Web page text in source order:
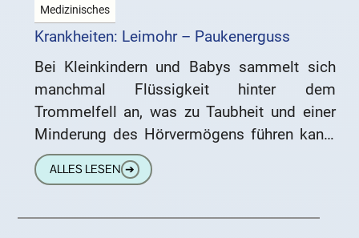
Medizinisches
Krankheiten: Leimohr – Paukenerguss
Bei Kleinkindern und Babys sammelt sich
manchmal Flüssigkeit hinter dem
Trommelfell an, was zu Taubheit und einer
Minderung des Hörvermögens führen kann.
Der Paukenerguss (engl. secretory otitis
media oder serous
ALLES LESEN ➔